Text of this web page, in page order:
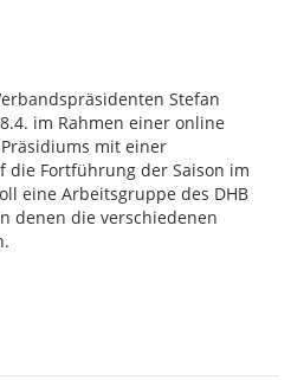
Stefan
im Rahmen einer online
mit einer
die Fortführung der Saison im
eine Arbeitsgruppe des DHB
denen die verschiedenen